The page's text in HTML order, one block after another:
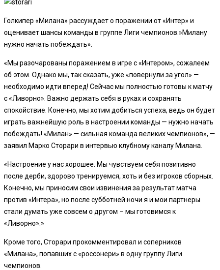
Голкипер «Милана» рассуждает о поражении от «Интер» и
оценивает шансы команды в группе Лиги чемпионов.»Милану
нужно начать побеждать».
«Мы разочарованы поражением в игре с «Интером», сожалеем
об этом. Однако мы, так сказать, уже «повернули за угол» —
необходимо идти вперед! Сейчас мы полностью готовы к матчу
с «Ливорно». Важно держать себя в руках и сохранять
спокойствие. Конечно, мы хотим добиться успеха, ведь он будет
играть важнейшую роль в настроении команды — нужно начать
побеждать! «Милан» — сильная команда великих чемпионов», —
заявил Марко Сторари в интервью клубному каналу Милана.
«Настроение у нас хорошее. Мы чувствуем себя позитивно
после дерби, здорово тренируемся, хоть и без игроков сборных.
Конечно, мы приносим свои извинения за результат матча
против «Интера», но после субботней ночи я и мои партнеры
стали думать уже совсем о другом – мы готовимся к
«Ливорно».»
Кроме того, Сторари прокомментировал и соперников
«Милана», попавших с «россонери» в одну группу Лиги
чемпионов.